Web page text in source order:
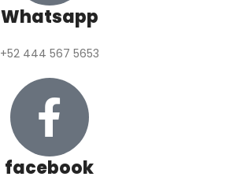
Whatsapp
+52 444 567 5653
facebook